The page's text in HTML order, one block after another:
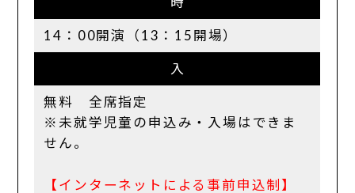
14：00開演（13：15開場）
入
無料 全席指定
※未就学児童の申込み・入場はできま
せん。
【インターネットによる事前申込制】